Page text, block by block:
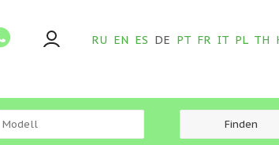
RU EN ES DE PT FR IT PL TH